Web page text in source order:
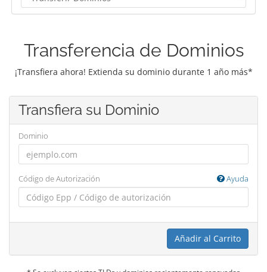
Transferencia de Dominios
¡Transfiera ahora! Extienda su dominio durante 1 año más*
Transfiera su Dominio
Dominio
Código de Autorización Ayuda
Añadir al Carrito